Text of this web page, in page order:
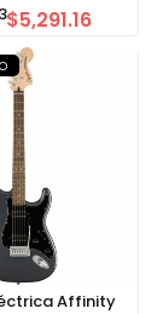
$5,291.16
Affinity